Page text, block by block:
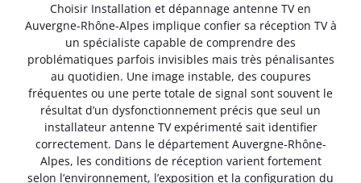
Choisir Installation et dépannage antenne TV en
Auvergne-Rhône-Alpes implique confier sa réception TV à
un spécialiste capable de comprendre des
problématiques parfois invisibles mais très pénalisantes
au quotidien. Une image instable, des coupures
fréquentes ou une perte totale de signal sont souvent le
résultat d’un dysfonctionnement précis que seul un
installateur antenne TV expérimenté sait identifier
correctement. Dans le département Auvergne-Rhône-
Alpes, les conditions de réception varient fortement
selon l’environnement, l’exposition et la configuration du